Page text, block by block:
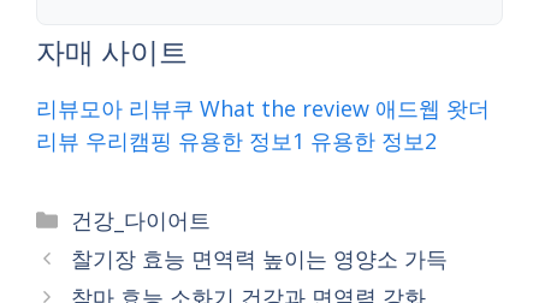
자매 사이트
리뷰모아 리뷰쿠 What the review 애드웹 왓더
리뷰 우리캠핑 유용한 정보1 유용한 정보2
Categories
건강_다이어트
찰기장 효능 면역력 높이는 영양소 가득
참마 효능 소화기 건강과 면역력 강화